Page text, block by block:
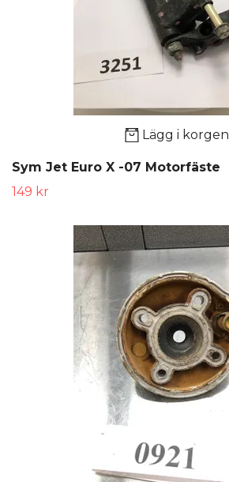
Lägg i korgen
Sym Jet Euro X -07 Motorfäste
149 kr